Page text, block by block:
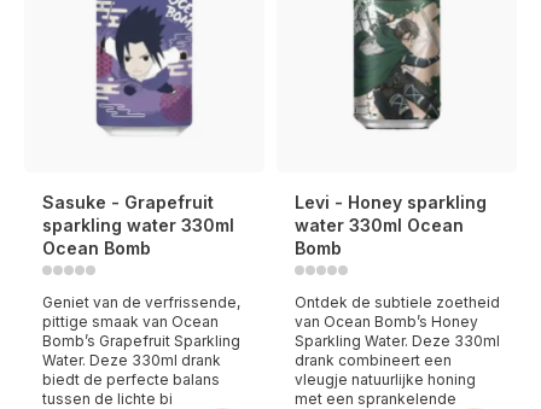
Sasuke - Grapefruit
sparkling water 330ml
Ocean Bomb
Geniet van de verfrissende,
pittige smaak van Ocean
Bomb’s Grapefruit Sparkling
Water. Deze 330ml drank
biedt de perfecte balans
tussen de lichte bi
Levi - Honey sparkling
water 330ml Ocean
Bomb
Ontdek de subtiele zoetheid
van Ocean Bomb’s Honey
Sparkling Water. Deze 330ml
drank combineert een
vleugje natuurlijke honing
met een sprankelende